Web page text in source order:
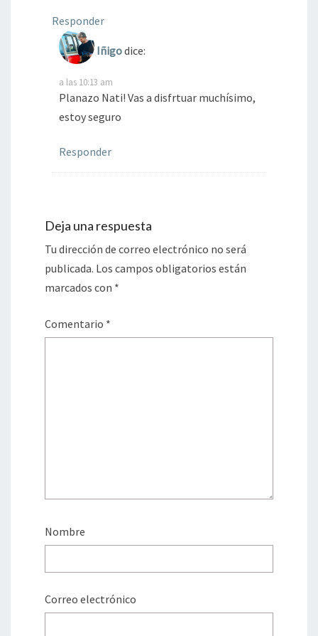
Responder
Iñigodice:
a las 10:13 am
Planazo Nati! Vas a disfrtuar muchísimo,
estoy seguro
Responder
Deja una respuesta
Tu dirección de correo electrónico no será
publicada. Los campos obligatorios están
marcados con *
Comentario *
Nombre
Correo electrónico